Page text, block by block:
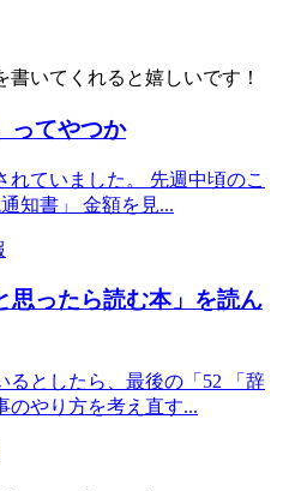
いてくれると嬉しいです！
ってやつか
れていました。 先週中頃のこ
知書」 金額を見...
思ったら読む本」を読ん
るとしたら、最後の「52 「辞
のやり方を考え直す...